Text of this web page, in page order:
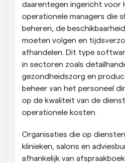
daarentegen ingericht voor
operationele managers die
beheren, de
moeten volgen en
afhandelen. Dit type
in sectoren zoals
gezondheidszorg en
beheer van het personeel
op de kwaliteit van de
operationele kosten.
Organisaties die op
klinieken, salons en
afhankelijk van